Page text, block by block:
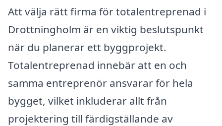
Att välja rätt firma för totalentreprenad i
Drottningholm är en viktig beslutspunkt
när du planerar ett byggprojekt.
Totalentreprenad innebär att en och
samma entreprenör ansvarar för hela
bygget, vilket inkluderar allt från
projektering till färdigställande av